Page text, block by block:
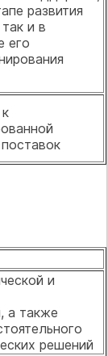
развития
и в
его
и
а также
решений